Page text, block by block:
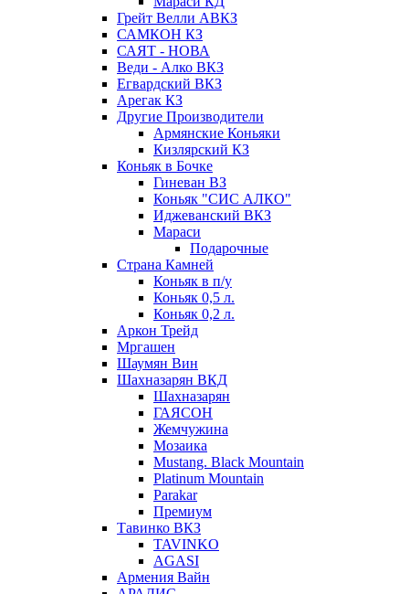
Грейт Велли АВКЗ
САМКОН КЗ
САЯТ - НОВА
Веди - Алко ВКЗ
Егвардский ВКЗ
Арегак КЗ
Другие Производители
Армянские Коньяки
Кизлярский КЗ
Коньяк в Бочке
Гиневан ВЗ
Коньяк "СИС АЛКО"
Иджеванский ВКЗ
Мараси
Подарочные
Страна Камней
Коньяк в п/у
Коньяк 0,5 л.
Коньяк 0,2 л.
Аркон Трейд
Мргашен
Шаумян Вин
Шахназарян ВКД
Шахназарян
ГАЯСОН
Жемчужина
Мозаика
Mustang. Black Mountain
Platinum Mountain
Parakar
Премиум
Тавинко ВКЗ
TAVINKO
AGASI
Армения Вайн